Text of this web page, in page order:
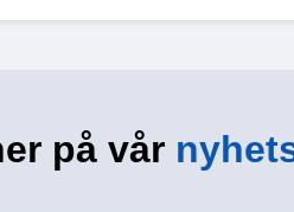
på vår